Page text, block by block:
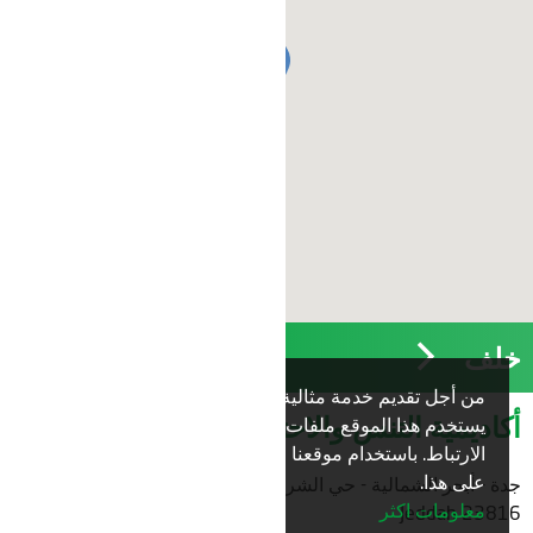
من أجل تقديم خدمة مثالية لك،
يستخدم هذا الموقع ملفات تعريف
الارتباط. باستخدام موقعنا فإنك توافق
على هذا.
معلومات اكثر
خلف
أكاديمية التنس والاحتراف الرياضية
جدة - أبحر الشمالية - حي الشراع شارع الأمير عبدالمجيد
23816 Jeddah